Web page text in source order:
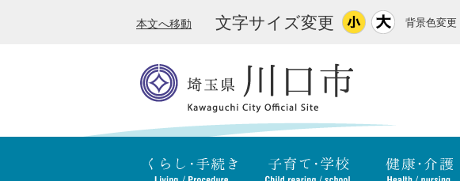
本文へ移動 文字サイズ変更 背景色変更